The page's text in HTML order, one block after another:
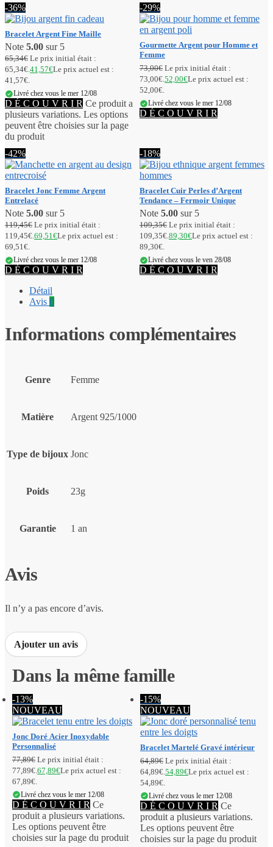
-36%
Bracelet Argent Fine Maille
Note 5.00 sur 5
65,34€ Le prix initial était :
65,34€.41,57€Le prix actuel est :
41,57€.
Livré chez vous le mer 12/08
D É C O U V R I R Ce produit a
plusieurs variations. Les options
peuvent être choisies sur la page
du produit
-29%
Gourmette Argent pour Homme et
Femme
73,00€ Le prix initial était :
73,00€.52,00€Le prix actuel est :
52,00€.
Livré chez vous le mer 12/08
D É C O U V R I R
-42%
Bracelet Jonc Femme​ Argent
Entrelacé
Note 5.00 sur 5
119,45€ Le prix initial était :
119,45€.69,51€Le prix actuel est :
69,51€.
Livré chez vous le mer 12/08
D É C O U V R I R
-18%
Bracelet Cuir Perles d’Argent
Tendance – Fermoir Unique
Note 5.00 sur 5
109,35€ Le prix initial était :
109,35€.89,30€Le prix actuel est :
89,30€.
Livré chez vous le ven 28/08
D É C O U V R I R
Détail
Avis 0
Informations complémentaires
Genre Femme
Matière Argent 925/1000
Type de bijoux Jonc
Poids 23g
Garantie 1 an
Avis
Il n’y a pas encore d’avis.
Ajouter un avis
Dans la même famille
-13%
NOUVEAU
Jonc Doré Acier Inoxydable
Personnalisé
77,89€ Le prix initial était :
77,89€. 67,89€Le prix actuel est :
67,89€.
Livré chez vous le mer 12/08
D É C O U V R I R Ce
produit a plusieurs variations.
Les options peuvent être
choisies sur la page du produit
-15%
NOUVEAU
Bracelet Martelé Gravé intérieur
64,89€ Le prix initial était :
64,89€. 54,89€Le prix actuel est :
54,89€.
Livré chez vous le mer 12/08
D É C O U V R I R Ce
produit a plusieurs variations.
Les options peuvent être
choisies sur la page du produit